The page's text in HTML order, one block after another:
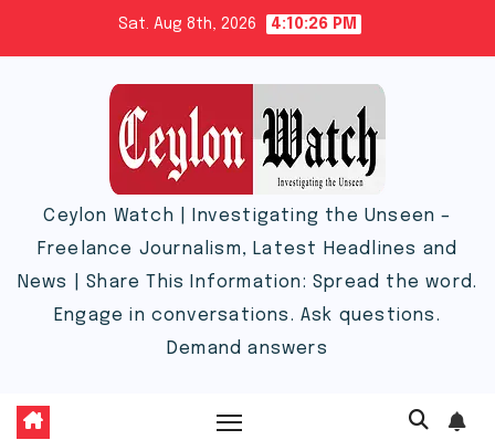
Sat. Aug 8th, 2026 4:10:26 PM
Ceylon Watch | Investigating the Unseen –
Freelance Journalism, Latest Headlines and
News | Share This Information: Spread the word.
Engage in conversations. Ask questions.
Demand answers